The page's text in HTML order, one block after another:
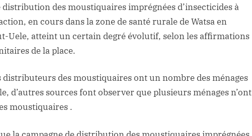
distribution des moustiquaires imprégnées d’insecticides à
en cours dans la zone de santé rurale de Watsa en
Uele, atteint un certain degré évolutif, selon les affirmations
de la place.
distributeurs des moustiquaires ont un nombre des ménages
d’autres sources font observer que plusieurs ménages n’ont
moustiquaires .